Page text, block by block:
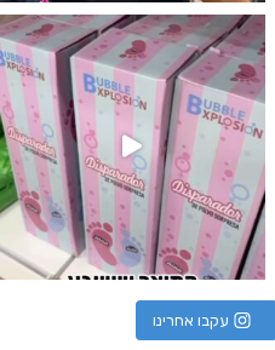
עקבו אחרינו